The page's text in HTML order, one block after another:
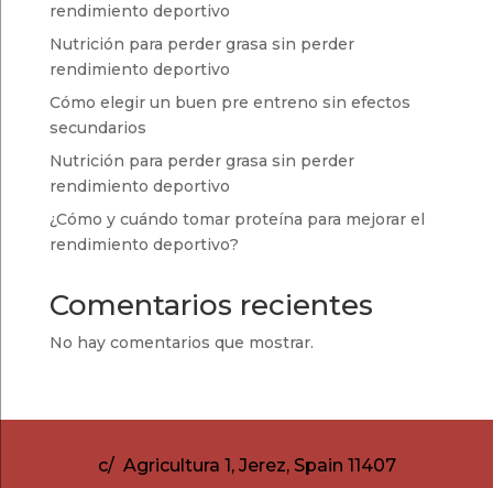
rendimiento deportivo
Nutrición para perder grasa sin perder
rendimiento deportivo
Cómo elegir un buen pre entreno sin efectos
secundarios
Nutrición para perder grasa sin perder
rendimiento deportivo
¿Cómo y cuándo tomar proteína para mejorar el
rendimiento deportivo?
Comentarios recientes
No hay comentarios que mostrar.
c/ Agricultura 1, Jerez, Spain 11407